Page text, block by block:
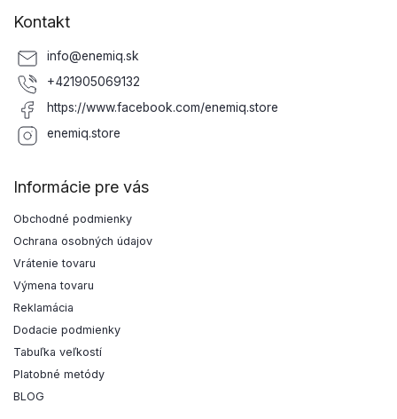
Kontakt
info@enemiq.sk
+421905069132
https://www.facebook.com/enemiq.store
enemiq.store
Informácie pre vás
Obchodné podmienky
Ochrana osobných údajov
Vrátenie tovaru
Výmena tovaru
Reklamácia
Dodacie podmienky
Tabuľka veľkostí
Platobné metódy
BLOG